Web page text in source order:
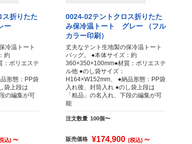
折りたた
ー
冷温トート
約
：ポリエステ
形態：PP袋
袋上段は
の編集が可
込) ～
0024-02テントクロス折りたた
み保冷温トート グレー （フル
カラー印刷）
丈夫なテント生地製の保冷温トート
バッグ。 ●本体サイズ：約
360×350×100mm●材質：ポリエステ
ル他 ●のし袋サイズ：
H164×W152mm、 ●納品形態：PP袋
入れ後、封筒入れ ●のし袋上段は
「粗品」の名入れ、下段の編集が可
能
注文数量 100個〜
販売価格 ¥174,900 (税込) ～